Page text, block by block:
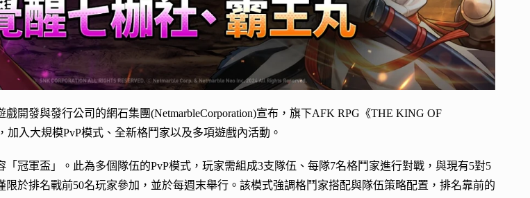
開發與發行公司的網石集團(NetmarbleCorporation)宣布，旗下AFK RPG《THE KING OF
加入大規模PvP模式、全新格鬥家以及多項遊戲內活動。
冠軍盃」。此為多個隊伍的PvP模式，玩家需組成3支隊伍、每隊7名格鬥家進行對戰，與現有5對5
限於排名戰前50名玩家參加，並於每週末舉行。該模式強調格鬥家搭配與隊伍策略配置，排名靠前的